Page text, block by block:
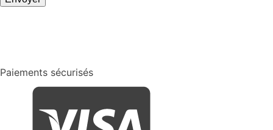
Paiements sécurisés